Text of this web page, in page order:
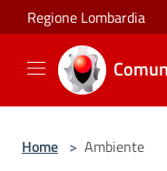
Salta al contenuto principale
Regione Lombardia
Home > Ambiente